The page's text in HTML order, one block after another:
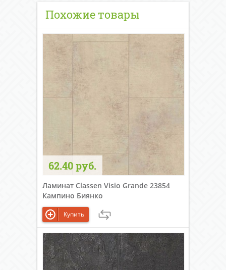
Похожие товары
62.40 руб.
Ламинат Classen Visio Grande 23854
Кампино Биянко
Купить